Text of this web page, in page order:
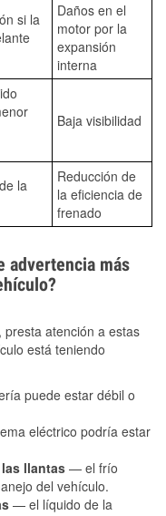
si la
Daños en el
motor por la
expansión
interna
Baja visibilidad
la
Reducción de
la eficiencia de
frenado
advertencia más
atención a estas
está teniendo
puede estar débil o
eléctrico podría estar
llantas — el frío
del vehículo.
— el líquido de la